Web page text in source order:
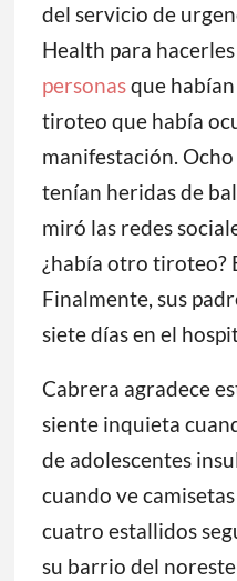
del servicio de
Health para
personasque habían
tiroteo que había
manifestación. Ocho
tenían heridas de
miró las redes
¿había otro tiroteo?
Finalmente, sus
siete días en el
Cabrera agradece
siente inquieta
de adolescentes
cuando ve
cuatro estallidos
su barrio del